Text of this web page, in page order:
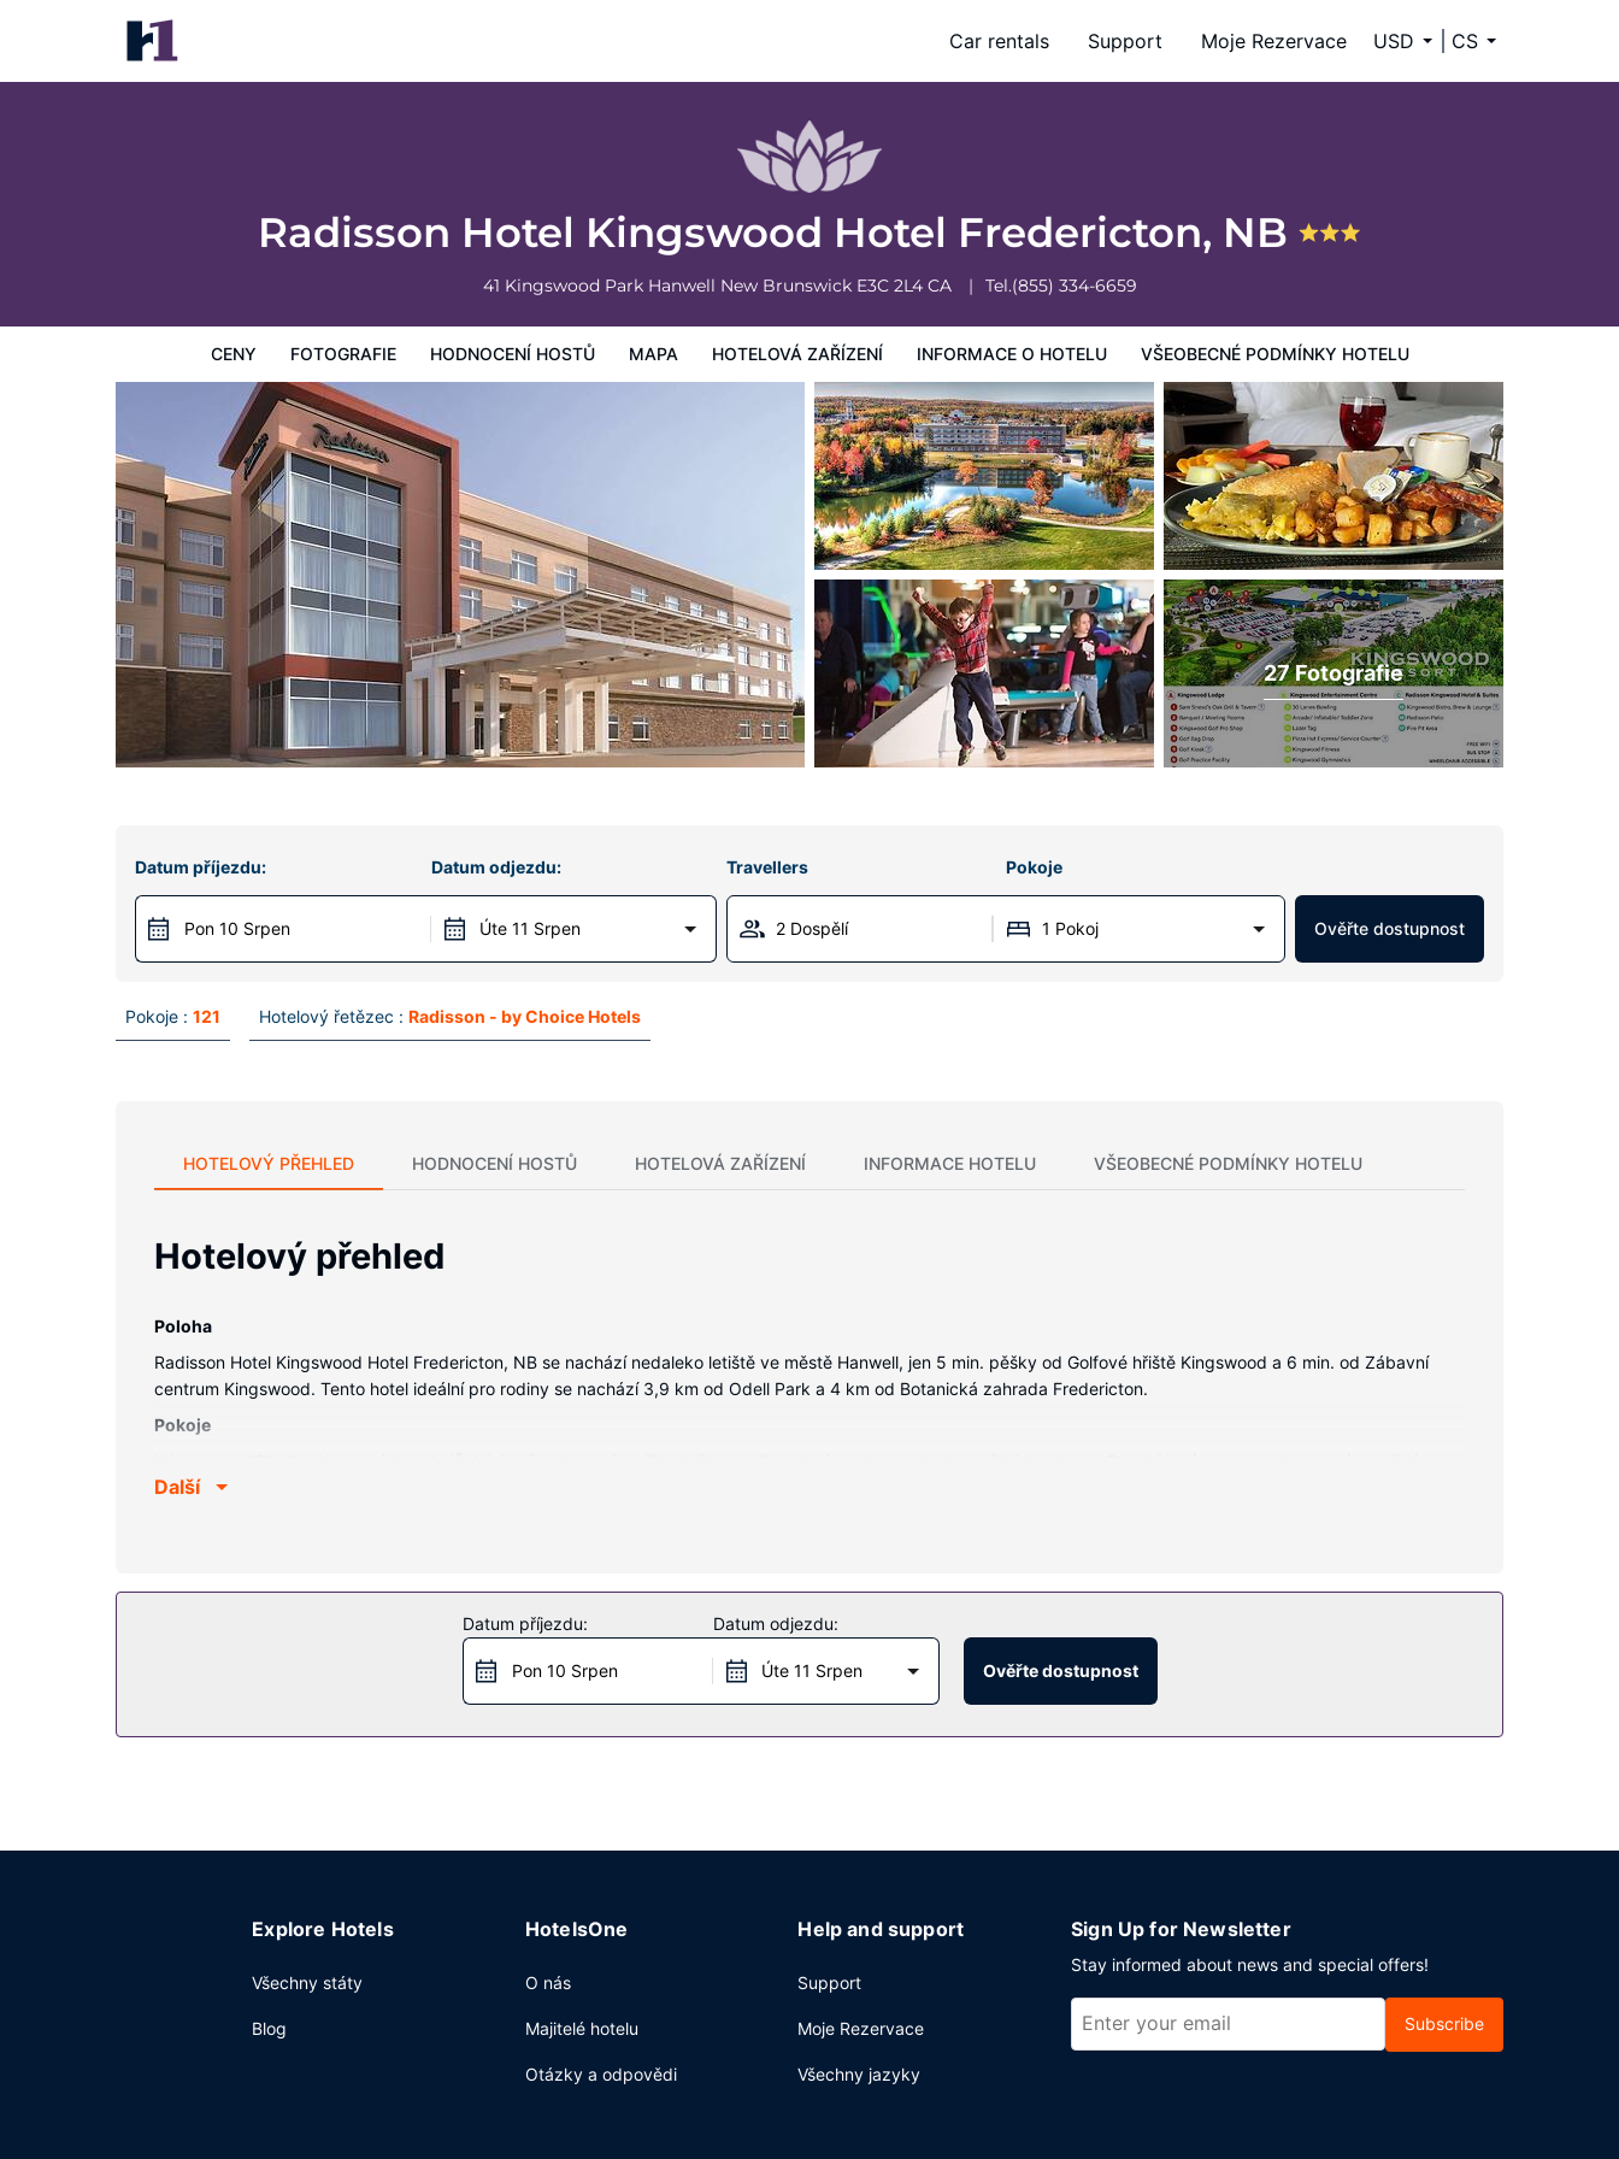
Car rentals Support Moje Rezervace USD CS
Radisson Hotel Kingswood Hotel Fredericton, NB
41 Kingswood Park Hanwell New Brunswick E3C 2L4 CA Tel.(855) 334-6659
CENY FOTOGRAFIE HODNOCENÍ HOSTŮ MAPA HOTELOVÁ ZAŘÍZENÍ INFORMACE O HOTELU VŠEOBECNÉ PODMÍNKY HOTELU
Radisson Hotel Kingswood Hotel Fredericton, NB
Ceny Fotografie Všeobecné podmínky hotelu
27 Fotografie
Datum příjezdu:
Pon 10 Srpen
Datum odjezdu:
Úte 11 Srpen
Travellers Pokoje
2 Dospělí 1 Pokoj Ověřte dostupnost
Pokoje : 121 Hotelový řetězec : Radisson - by Choice Hotels
HOTELOVÝ PŘEHLED HODNOCENÍ HOSTŮ HOTELOVÁ ZAŘÍZENÍ INFORMACE HOTELU VŠEOBECNÉ PODMÍNKY HOTELU
Hotelový přehled
Poloha
Radisson Hotel Kingswood Hotel Fredericton, NB se nachází nedaleko letiště ve městě Hanwell, jen 5 min. pěšky od Golfové hřiště Kingswood a 6 min. od Zábavní
centrum Kingswood. Tento hotel ideální pro rodiny se nachází 3,9 km od Odell Park a 4 km od Botanická zahrada Fredericton.
Pokoje
spojení se světem a televize s plochou obrazovkou (50 palcová), která nabízí kabelové kanály, dobrou zábavu. K vybavení koupelen patří toaletní potřeby zdarma a
bezdrátový internet zdarma, rozšířené recepční služby a místnost s herními automaty.
Když dostanete v hotelu hlad, navštivte restauraci Kingswood Bistro & Brew, kde se podává oběd a večeře. Občerstvení si můžete zakoupit také v kavárně nebo
využít pokojovou službu s omezeným provozem. Chcete-li svůj rušný den zakončit u svého oblíbeného nápoje, navštivte bar/salonek. Hotel podává denně od 6:00 do
10:00 za příplatek bufetovou snídani.
Další
Datum příjezdu:
Pon 10 Srpen
Datum odjezdu:
Úte 11 Srpen Ověřte dostupnost
Explore Hotels
Všechny státy
Blog
HotelsOne
O nás
Majitelé hotelu
Otázky a odpovědi
Help and support
Support
Moje Rezervace
Všechny jazyky
Sign Up for Newsletter
Stay informed about news and special offers!
Subscribe